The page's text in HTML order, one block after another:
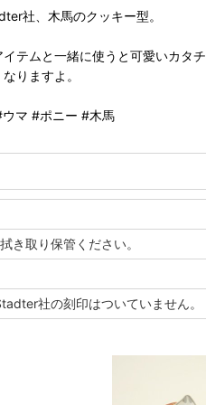
社、木馬のクッキー型。
テムと一緒に使うと可愛いカタ
りますよ。
マ #ポニー #木馬
き取り保管ください。
社の刻印はついていません。